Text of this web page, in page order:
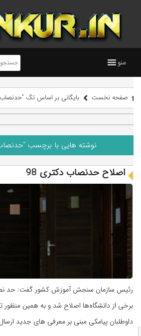
منو
صفحه نخست بایگانی بر اساس تگ "حدنصاب
نوشته هایی با برچسب "حدنصاب
اصلاح حدنصاب دکتری 98
رئیس سازمان سنجش آموزش کشور گفت: حد
داوطلبان پیامکی مبنی بر معرفی های جدید